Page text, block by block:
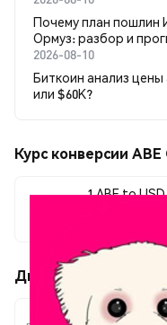
Почему план пошлин
Ормуз: разбор и
2026-08-10
Биткоин анализ цены
или $60K?
Курс конверсии ABE
1 ABE to USD
Движения цены ABE